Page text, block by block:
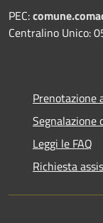
PEC:
Centralino Unico:
Prenotazione
Segnalazione
Leggi le FAQ
Richiesta